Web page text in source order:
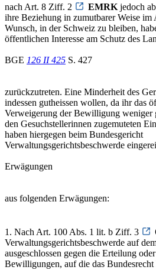
nach Art. 8 Ziff. 2
EMRK jedoch
ihre Beziehung in zumutbarer Weise
Wunsch, in der Schweiz zu bleiben,
öffentlichen Interesse am Schutz des
BGE 126 II 425 S. 427
zurückzutreten. Eine Minderheit des
indessen gutheissen wollen, da ihr das
Verweigerung der Bewilligung weniger
den Gesuchstellerinnen zugemuteten
haben hiergegen beim Bundesgericht
Verwaltungsgerichtsbeschwerde
Erwägungen
aus folgenden Erwägungen:
1. Nach Art. 100 Abs. 1 lit. b Ziff. 3
Verwaltungsgerichtsbeschwerde auf
ausgeschlossen gegen die Erteilung
Bewilligungen, auf die das